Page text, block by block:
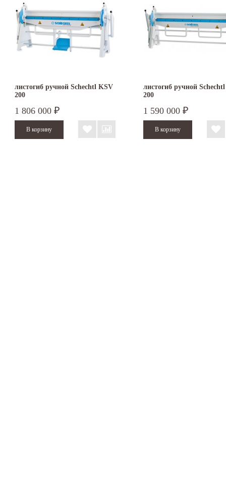
листогиб ручной Schechtl KSV
200
1 806 000 ₽
листогиб ручной
200
1 590 000 ₽